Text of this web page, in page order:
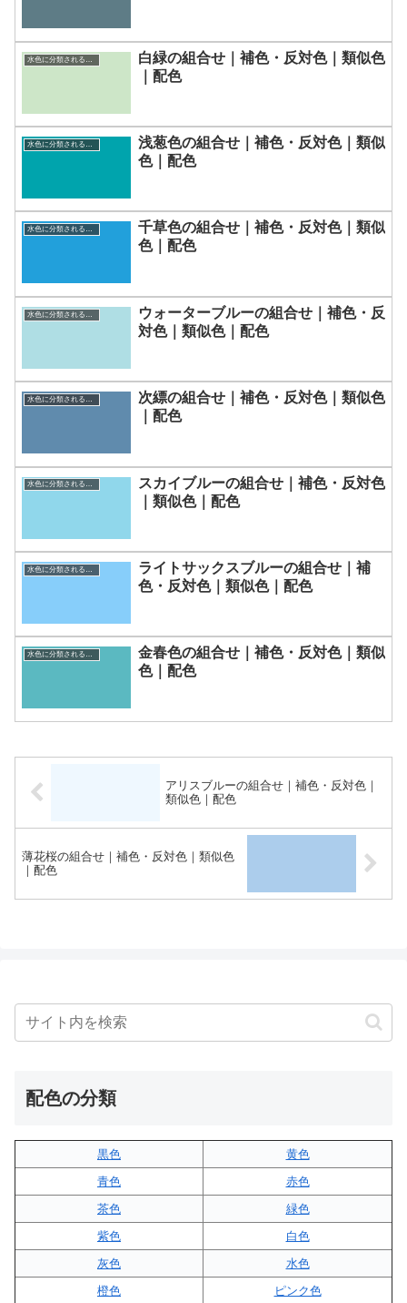
白緑の組合せ｜補色・反対色｜類似色
｜配色
水色に分類される色一覧
浅葱色の組合せ｜補色・反対色｜類似
色｜配色
水色に分類される色一覧
千草色の組合せ｜補色・反対色｜類似
色｜配色
ウォーターブルーの組合せ｜補色・反
対色｜類似色｜配色
水色に分類される色一覧
次縹の組合せ｜補色・反対色｜類似色
｜配色
水色に分類される色一覧
スカイブルーの組合せ｜補色・反対色
｜類似色｜配色
水色に分類される色一覧
ライトサックスブルーの組合せ｜補
色・反対色｜類似色｜配色
水色に分類される色一覧
金春色の組合せ｜補色・反対色｜類似
色｜配色
アリスブルーの組合せ｜補色・反対色｜
類似色｜配色
薄花桜の組合せ｜補色・反対色｜類似色
｜配色
配色の分類
黒色
黄色
青色
赤色
茶色
緑色
紫色
白色
灰色
水色
橙色
ピンク色